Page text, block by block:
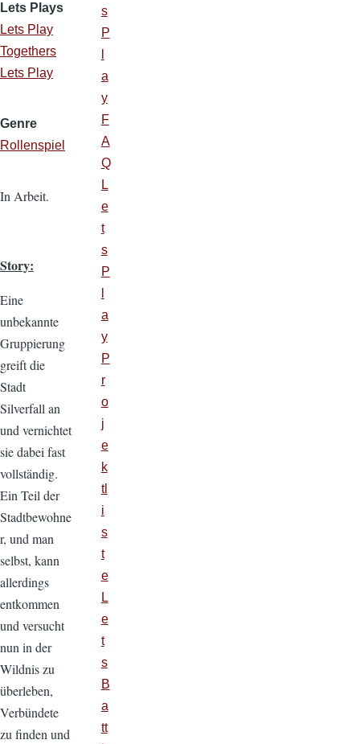
Lets Plays
Lets Play
Togethers
Lets Play
Genre
Rollenspiel
In Arbeit.
Story:
Eine
unbekannte
Gruppierung
greift die
Stadt
Silverfall an
und vernichtet
sie dabei fast
vollständig.
Ein Teil der
Stadtbewohne
r, und man
selbst, kann
allerdings
entkommen
und versucht
nun in der
Wildnis zu
überleben,
Verbündete
zu finden und
s
P
a
y
F
A
Q
L
e
t
s
P
a
y
P
r
o
j
e
k
tl
i
s
t
e
L
e
t
s
B
a
tt